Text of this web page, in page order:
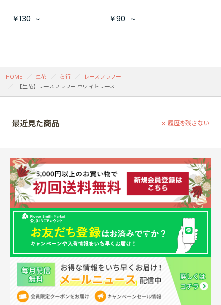
￥130 ～ ￥90 ～
HOME 生花 ら行
レースフラワー
【生花】レースフラワー ホワイトレース
最近見た商品 履歴を残さない